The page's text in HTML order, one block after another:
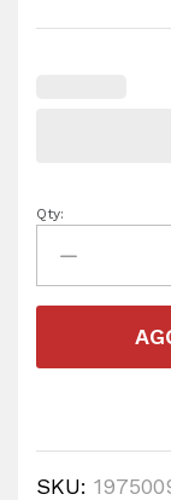
Qty:
SKU: